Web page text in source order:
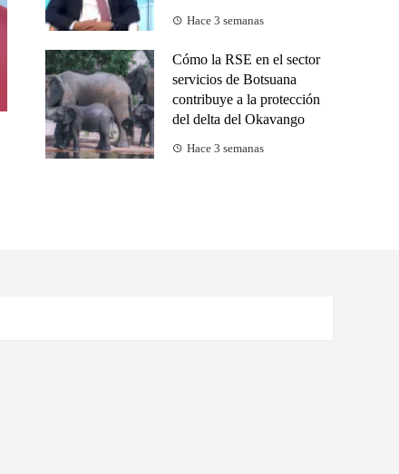
Hace 3 semanas
Cómo la RSE en el sector
servicios de Botsuana
contribuye a la protección
del delta del Okavango
Hace 3 semanas